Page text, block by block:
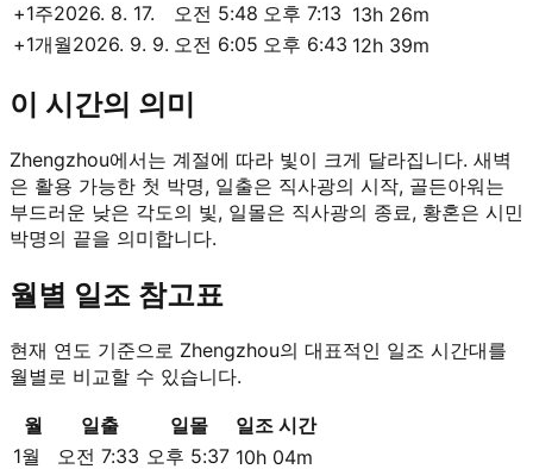
+1주2026. 8. 17. 오전 5:48 오후 7:13 13h 26m
+1개월2026. 9. 9. 오전 6:05 오후 6:43 12h 39m
이 시간의 의미
Zhengzhou에서는 계절에 따라 빛이 크게 달라집니다. 새벽
은 활용 가능한 첫 박명, 일출은 직사광의 시작, 골든아워는
부드러운 낮은 각도의 빛, 일몰은 직사광의 종료, 황혼은 시민
박명의 끝을 의미합니다.
월별 일조 참고표
현재 연도 기준으로 Zhengzhou의 대표적인 일조 시간대를
월별로 비교할 수 있습니다.
월 일출 일몰
일조 시간
1월
오전 7:33 오후 5:37 10h 04m